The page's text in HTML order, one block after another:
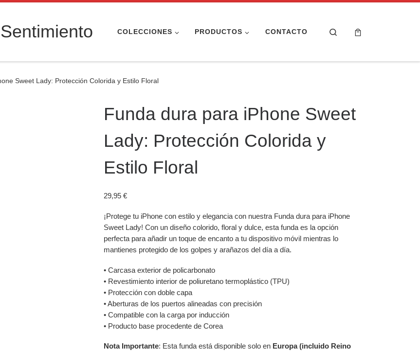
COLECCIONES PRODUCTOS CONTACTO Search
Sweet Lady: Protección Colorida y Estilo Floral
Funda dura para iPhone Sweet
Lady: Protección Colorida y
Estilo Floral
29,95€
¡Protege tu iPhone con estilo y elegancia con nuestra Funda dura para iPhone
Sweet Lady! Con un diseño colorido, floral y dulce, esta funda es la opción
perfecta para añadir un toque de encanto a tu dispositivo móvil mientras lo
mantienes protegido de los golpes y arañazos del día a día.
• Carcasa exterior de policarbonato
• Revestimiento interior de poliuretano termoplástico (TPU)
• Protección con doble capa
• Aberturas de los puertos alineadas con precisión
• Compatible con la carga por inducción
• Producto base procedente de Corea
Nota Importante: Esta funda está disponible solo en Europa (incluido Reino